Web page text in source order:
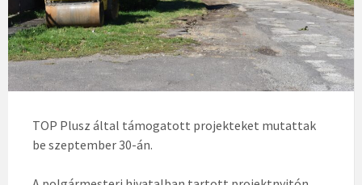
TOP Plusz által támogatott projekteket mutattak
be szeptember 30-án.